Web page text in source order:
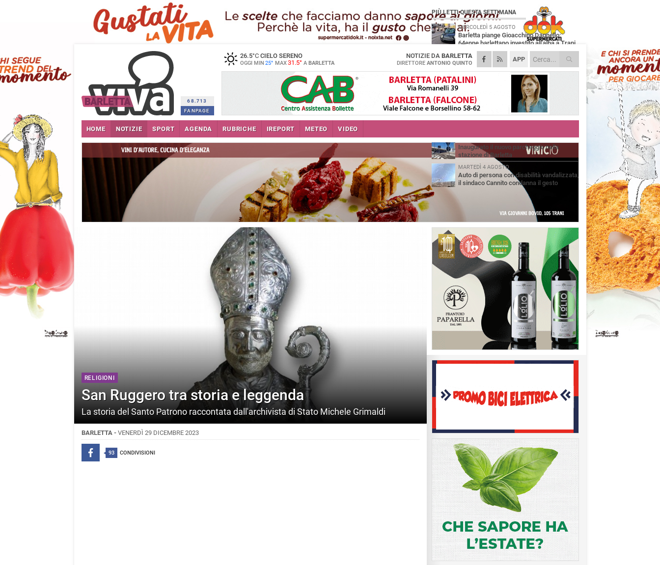
68.713
FANPAGE
26.5°CCIELO SERENO
OGGI MIN 25° MAX31.5° A BARLETTA
APP
NOTIZIE DA BARLETTA
DIRETTORE ANTONIO QUINTO
HOME NOTIZIE SPORT AGENDA RUBRICHE IREPORT METEO VIDEO
RELIGIONI
San Ruggero tra storia e leggenda
La storia del Santo Patrono raccontata dall'archivista di Stato Michele Grimaldi
BARLETTA - VENERDÌ 29 DICEMBRE 2023
93 CONDIVISIONI
PIÙ LETTI QUESTA SETTIMANA
MERCOLEDÌ 5 AGOSTO
Barletta piange Gioacchino Dagnello:
64enne barlettano investito all'alba a Trani
GIOVEDÌ 6 AGOSTO
Il ricordo di "Cecco", il benzinaio col
sorriso: «Contava i giorni che lo
separavano dalla pensione»
MERCOLEDÌ 5 AGOSTO
Jova Summer Party, giovedì mattina
sopralluogo nell'area dell'evento
DOMENICA 2 AGOSTO
Beni confiscati alla mafia. Nasce il servizio
VENERDÌ 31 LUGLIO
Inaugurato il nuovo parcheggio nella
stazione di Barletta
MARTEDÌ 4 AGOSTO
Auto di persona con disabilità vandalizzata,
il sindaco Cannito condanna il gesto